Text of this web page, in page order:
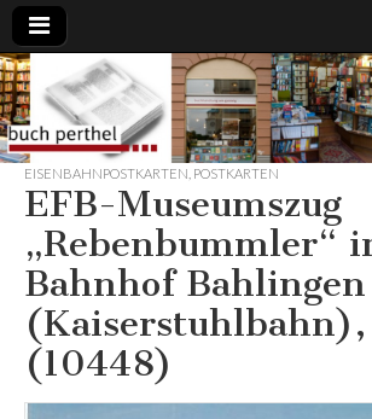
am Gasteig
EISENBAHNPOSTKARTEN POSTKARTEN
EFB-Museumszug
„Rebenbummler“
Bahnhof Bahlingen
(Kaiserstuhlbahn),
(10448)